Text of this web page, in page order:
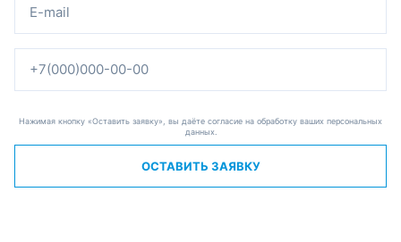
Нажимая кнопку «Оставить заявку», вы даёте согласие на обработку ваших персональных
данных.
ОСТАВИТЬ ЗАЯВКУ